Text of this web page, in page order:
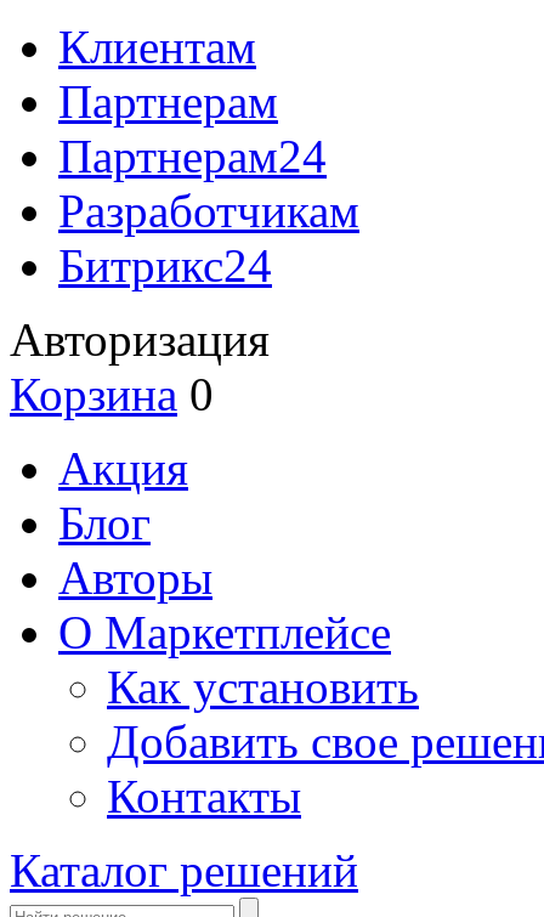
Клиентам
Партнерам
Партнерам24
Разработчикам
Битрикс24
Авторизация
Корзина 0
Акция
Блог
Авторы
О Маркетплейсе
Как установить
Добавить свое
Контакты
Каталог решений